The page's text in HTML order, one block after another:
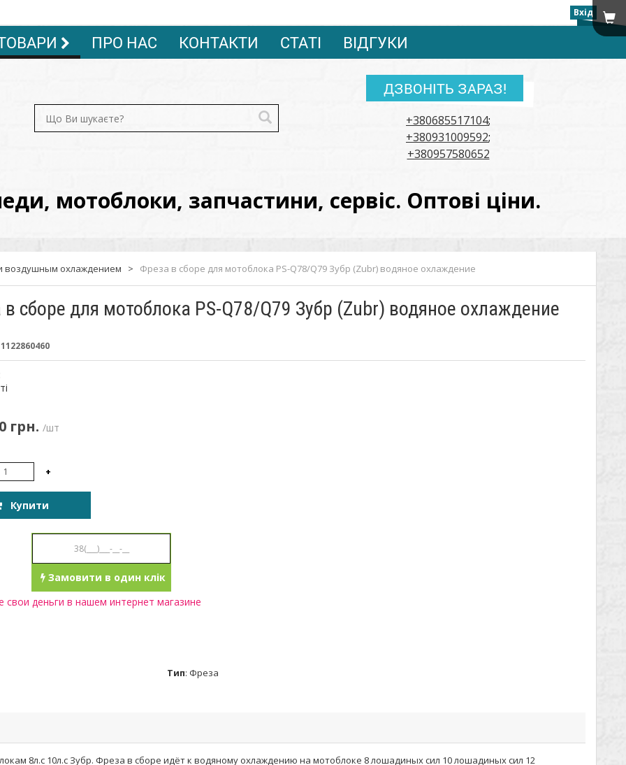
Вхід
ПРО НАС КОНТАКТИ СТАТІ ВІДГУКИ
ДЗВОНІТЬ ЗАРАЗ!
+380685517104;
+380931009592;
+380957580652
мотоблоки, запчастини, сервіс. Оптові ціни.
воздушным охлаждением > Фреза в сборе для мотоблока PS-Q78/Q79 Зубр (Zubr) водяное охлаждение
сборе для мотоблока PS-Q78/Q79 Зубр (Zubr) водяное охлаждение
1122860460
грн. /шт
+
Купити
Замовити в один клік
свои деньги в нашем интернет магазине
Тип: Фреза
8л.с 10л.с Зубр. Фреза в сборе идёт к водяному охлаждению на мотоблоке 8 лошадиных сил 10 лошадиных сил 12